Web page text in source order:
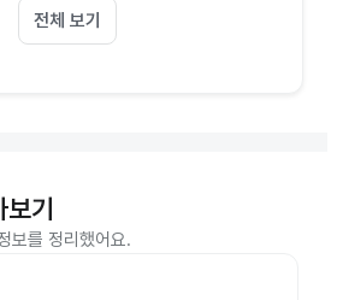
전체 보기
보기
보를 정리했어요.